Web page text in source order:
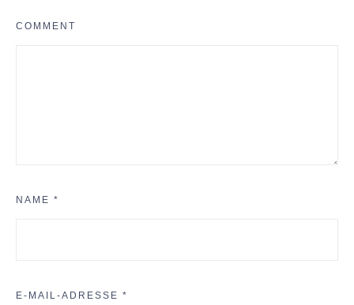
COMMENT
NAME *
E-MAIL-ADRESSE *